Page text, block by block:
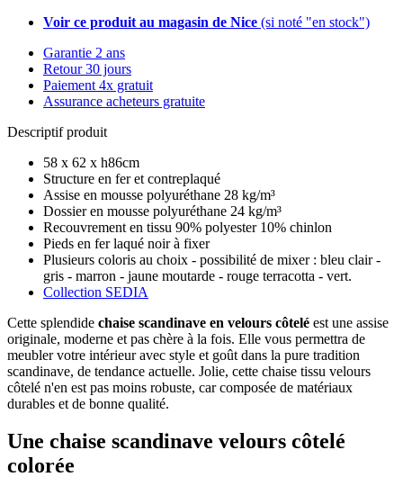
Voir ce produit au magasin de Nice (si noté "en stock")
Garantie 2 ans
Retour 30 jours
Paiement 4x gratuit
Assurance acheteurs gratuite
Descriptif produit
58 x 62 x h86cm
Structure en fer et contreplaqué
Assise en mousse polyuréthane 28 kg/m³
Dossier en mousse polyuréthane 24 kg/m³
Recouvrement en tissu 90% polyester 10% chinlon
Pieds en fer laqué noir à fixer
Plusieurs coloris au choix - possibilité de mixer : bleu clair -
gris - marron - jaune moutarde - rouge terracotta - vert.
Collection SEDIA
Cette splendide chaise scandinave en velours côtelé est une assise
originale, moderne et pas chère à la fois. Elle vous permettra de
meubler votre intérieur avec style et goût dans la pure tradition
scandinave, de tendance actuelle. Jolie, cette chaise tissu velours
côtelé n'en est pas moins robuste, car composée de matériaux
durables et de bonne qualité.
Une chaise scandinave velours côtelé
colorée